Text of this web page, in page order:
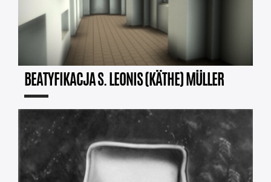
BEATYFIKACJA S. LEONIS (KÄTHE) MÜLLER